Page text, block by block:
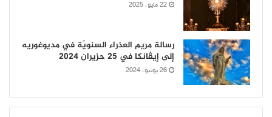
22 مايو، 2025
رسالة مريم العذراء السنويّة في مديوغوريه
إلى إيڤانكا في 25 حزيران 2024
26 يونيو، 2024